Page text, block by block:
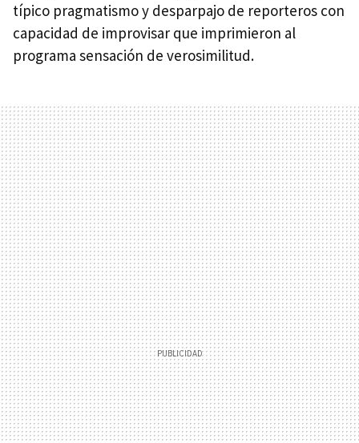
típico pragmatismo y desparpajo de reporteros con
capacidad de improvisar que imprimieron al
programa sensación de verosimilitud.